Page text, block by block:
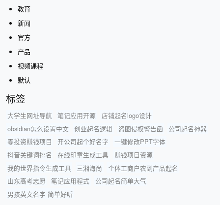
教育
新闻
官方
产品
视频课程
默认
标签
大学生网址导航 笔记应用开源
店铺起名logo设计
obsidian怎么设置中文
创业起名逻辑 盗图侵权警告函
公司起名神器
零投资赚钱项目
开公司起个好名字
一键修改PPT字体
抖音关键词排名
在线印章生成工具
赚钱项目资源
我的世界指令生成工具
三湘海尚
个体工商户农副产品起名
山东高考志愿
笔记应用程式
公司起名简单大气
男孩英文名字 简单好听